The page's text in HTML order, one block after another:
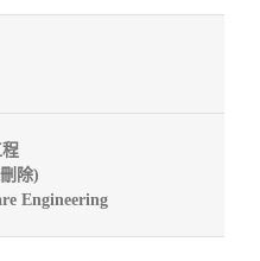
除)
Engineering